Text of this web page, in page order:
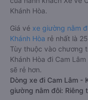
Khánh Hòa.
Giá vé xe giường nằm
Khánh Hòa rẻ nhất là
Tùy thuộc vào chương
Khánh Hòa đi Cam
sẽ rẻ hơn.
Dòng xe đi Cam Lâm -
giường nằm đôi: Riêng